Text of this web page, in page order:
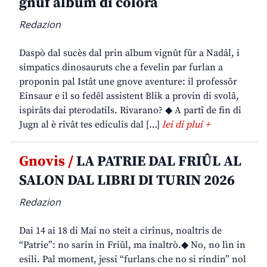
Redazion
Daspò dal sucès dal prin album vignût fûr a Nadâl, i
simpatics dinosauruts che a fevelin par furlan a
proponin pal Istât une gnove aventure: il professôr
Einsaur e il so fedêl assistent Blik a provin di svolâ,
ispirâts dai pterodatils. Rivarano? ◆ A partî de fin di
Jugn al è rivât tes ediculis dal […] lei di plui +
Gnovis /LA PATRIE DAL FRIÛL AL
SALON DAL LIBRI DI TURIN 2026
Redazion
Dai 14 ai 18 di Mai no steit a cirînus, noaltris de
“Patrie”: no sarin in Friûl, ma inaltrò.◆ No, no lìn in
esili. Pal moment, jessi “furlans che no si rindin” nol